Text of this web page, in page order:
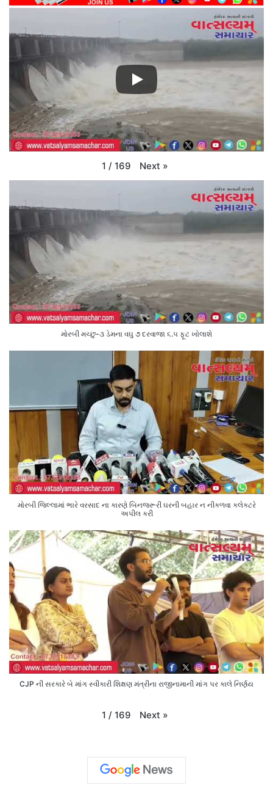
1 / 169 Next »
મોરબી મચ્છુ-૩ ડેમના વઘુ ૭ દરવાજા ૬.૫ ફૂટ ખોલાશે
મોરબી જિલ્લામાં ભારે વરસાદ ના કારણે બિનજરૂરી ઘરની બહાર ન નીકળવા કલેક્ટરે
અપીલ કરી
CJP ની સરકારે બે માંગ સ્વીકારી શિક્ષણ મંત્રીના રાજીનામાની માંગ પર કાલે નિર્ણય
1 / 169 Next »